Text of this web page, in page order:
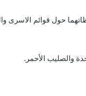
حول قوائم الاسرى
والصليب الأحمر.